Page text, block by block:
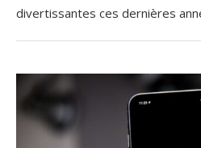
divertissantes ces dernières